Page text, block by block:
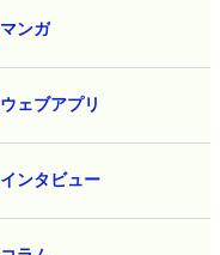
マンガ
ウェブアプリ
インタビュー